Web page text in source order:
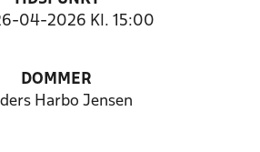
04-2026 Kl. 15:00
DOMMER
Harbo Jensen